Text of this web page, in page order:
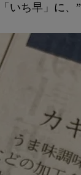
「いち早」 に、”